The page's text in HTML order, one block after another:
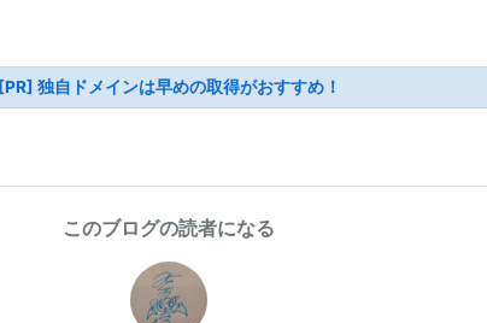
[PR] 独自ドメインは早めの取得がおすすめ！
このブログの読者になる